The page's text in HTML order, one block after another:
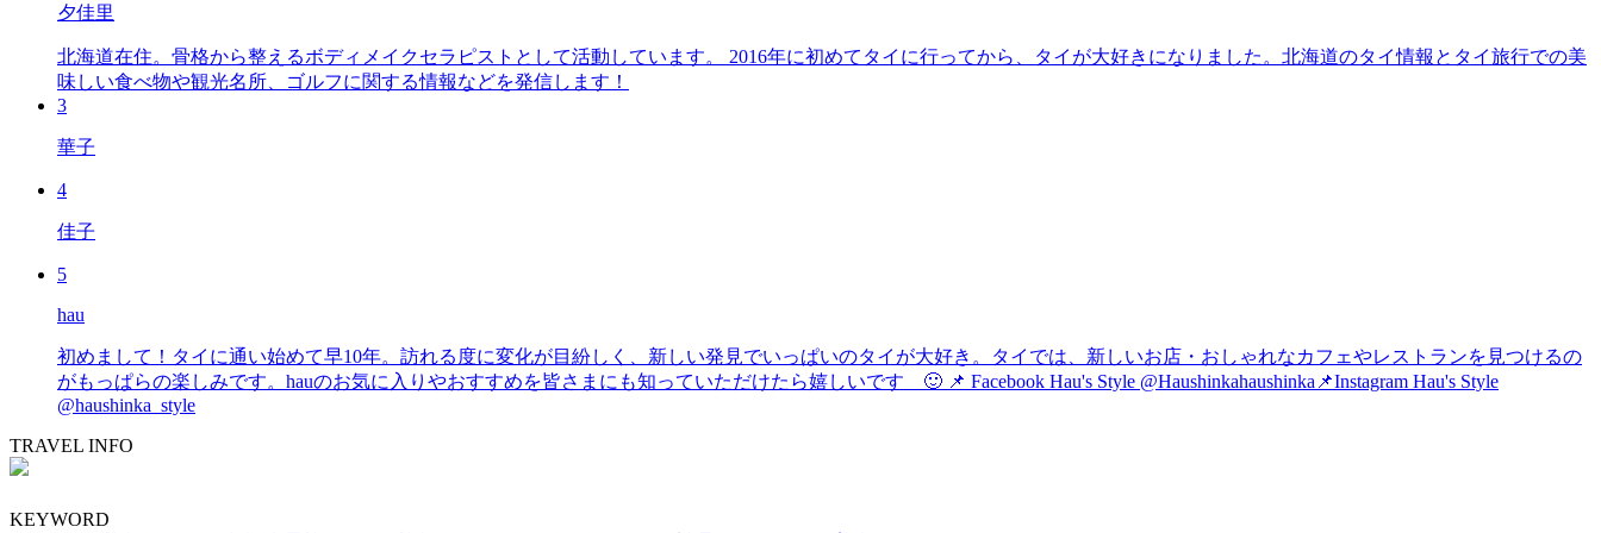
夕佳里
北海道在住。骨格から整えるボディメイクセラピストとして活動しています。 2016年に初めてタイに行ってから、タイが大好きになりました。北海道のタイ情報とタイ旅行での美
味しい食べ物や観光名所、ゴルフに関する情報などを発信します！
3
華子
4
佳子
5
hau
初めまして！タイに通い始めて早10年。訪れる度に変化が目紛しく、新しい発見でいっぱいのタイが大好き。タイでは、新しいお店・おしゃれなカフェやレストランを見つけるの
がもっぱらの楽しみです。hauのお気に入りやおすすめを皆さまにも知っていただけたら嬉しいです 🙂 📌 Facebook Hau's Style @Haushinkahaushinka📌Instagram Hau's Style
@haushinka_style
TRAVEL INFO
KEYWORD